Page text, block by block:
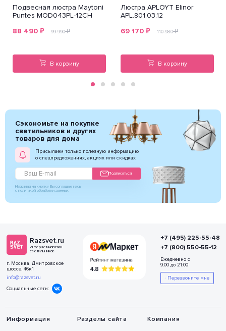
Подвесная люстра Maytoni
Puntes MOD043PL-12CH
88 490 ₽ 99 990₽
В корзину
Люстра APLOYT Elinor
APL.801.03.12
69 170 ₽ 110 980₽
В корзину
Сэкономьте на покупке
светильников и других
товаров для дома
Присылаем только полезную информацию
о спецпредложениях, акциях или скидках
Подписаться
Нажимая на кнопку Вы соглашаетесь
с политикой обработки данных
Razsvet.ru
Интернет-магазин
светильников
г. Москва, Дмитровское
шоссе, 46к1
info@razsvet.ru
Социальные сети:
Информация Разделы сайта Компания
+7 (495) 225-55-48
+7 (800) 550-55-12
Ежедневно с
9:00 до 21:00
Перезвоните мне